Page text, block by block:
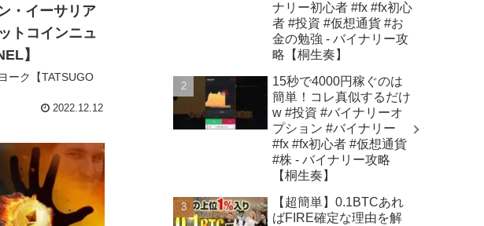
・イーサリア
トコインニュ
】
ーク【TATSUGO
2022.12.12
ナリー初心者 #fx #fx初心
者 #投資 #仮想通貨 #お
金の勉強 - バイナリー攻
略【桐生奏】
15秒で4000円稼ぐのは
簡単！コレ真似するだけ
w #投資 #バイナリーオ
プション #バイナリー
#fx #fx初心者 #仮想通貨
#株 - バイナリー攻略
【桐生奏】
【超簡単】0.1BTCあれ
ばFIRE確定な理由を解